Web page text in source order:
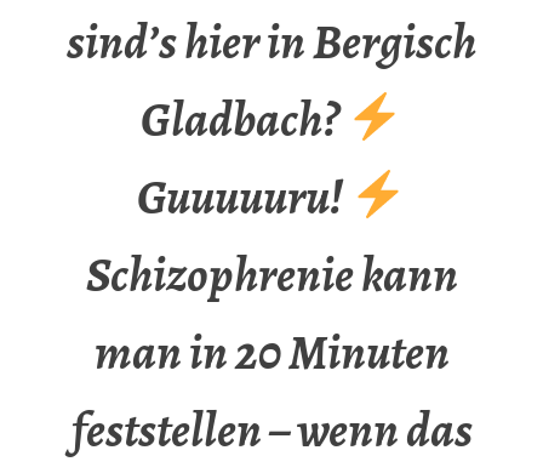
sind’s hier in Bergisch
Gladbach?
Guuuuuru!
Schizophrenie kann
man in 20 Minuten
feststellen – wenn das